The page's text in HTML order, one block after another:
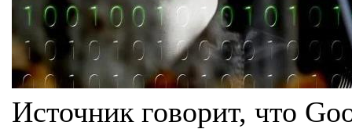
Источник говорит, что